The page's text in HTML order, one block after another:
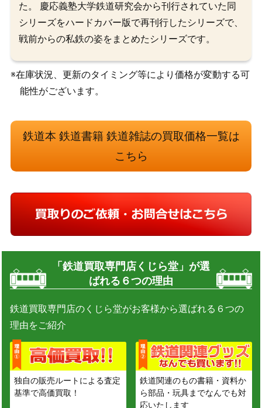
た。 慶応義塾大学鉄道研究会から刊行されていた同
シリーズをハードカバー版で再刊行したシリーズで、
戦前からの私鉄の姿をまとめたシリーズです。
※在庫状況、更新のタイミング等により価格が変動する可
能性がございます。
鉄道本 鉄道書籍 鉄道雑誌の買取価格一覧は
こちら
「鉄道買取専門店くじら堂」が選
ばれる６つの理由
鉄道買取専門店のくじら堂がお客様から選ばれる６つの
理由をご紹介
独自の販売ルートによる査定
基準で高価買取！
鉄道関連のもの書籍・資料か
ら部品・玩具までなんでも対
応いたします